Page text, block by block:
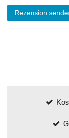
Rezension